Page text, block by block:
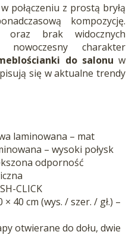
połączeniu z prostą bryłą
kompozycję.
oraz brak widocznych
nowoczesny charakter
do salonu w
się w aktualne trendy
laminowana – mat
– wysoki połysk
odporność
CLICK
40 cm (wys. / szer. / gł.) –
otwierane do dołu, dwie